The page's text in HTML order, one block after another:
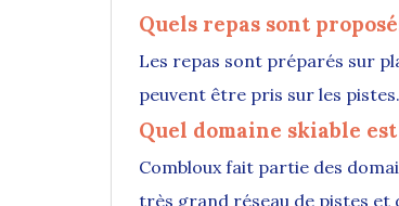
Quels repas sont
Les repas sont préparés sur
peuvent être pris sur les pistes.
Quel domaine skiable
Combloux fait partie des
très grand réseau de pistes et